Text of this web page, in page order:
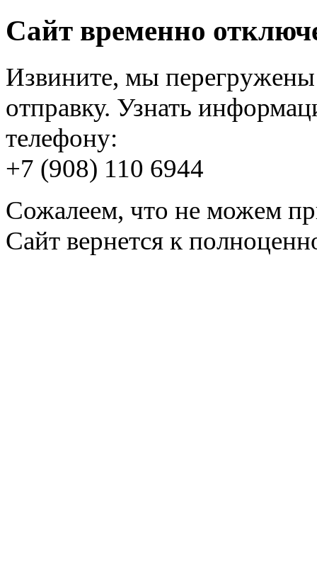
Сайт временно
Извините, мы перегружены
отправку. Узнать
телефону:
+7 (908) 110 6944
Сожалеем, что не можем
Сайт вернется к